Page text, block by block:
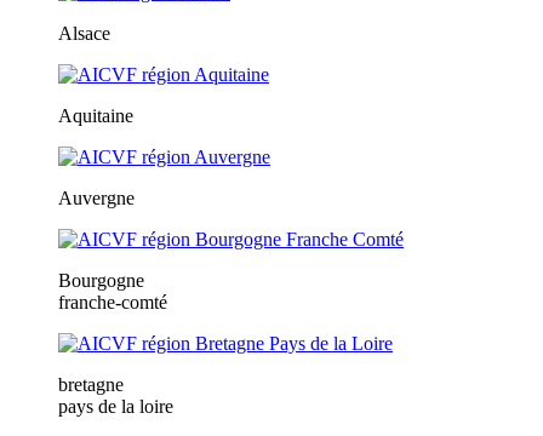
Alsace
Aquitaine
Auvergne
Bourgogne
franche-comté
bretagne
pays de la loire